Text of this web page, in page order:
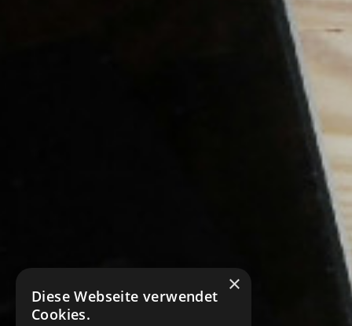
×
Diese Webseite verwendet
Cookies.